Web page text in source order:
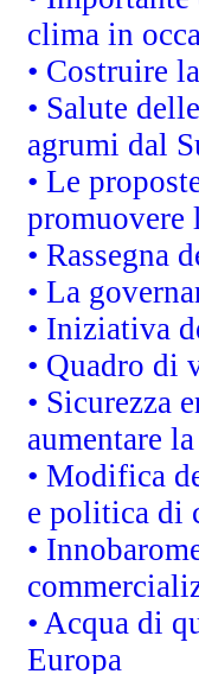
clima in
• Costruire
• Salute
agrumi dal
• Le
promuovere
• Rassegna
• La
• Iniziativa
• Quadro di
• Sicurezza
aumentare
• Modifica
e politica di
•
• Acqua di
Europa